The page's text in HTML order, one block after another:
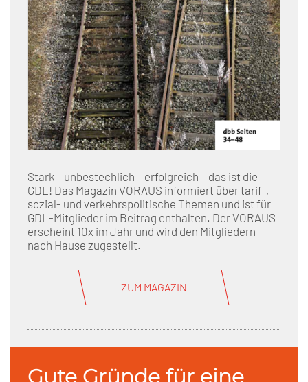
Stark – unbestechlich – erfolgreich – das ist die
GDL! Das Magazin VORAUS informiert über tarif-,
sozial- und verkehrspolitische Themen und ist für
GDL-Mitglieder im Beitrag enthalten. Der VORAUS
erscheint 10x im Jahr und wird den Mitgliedern
nach Hause zugestellt.
ZUM MAGAZIN
Gute Gründe für eine